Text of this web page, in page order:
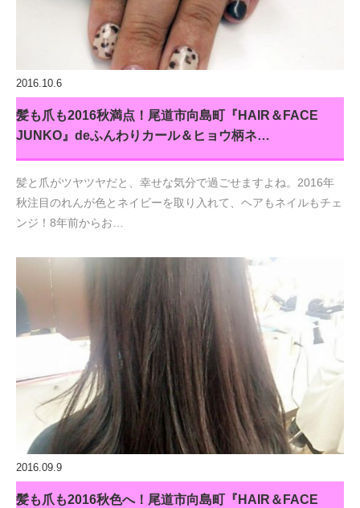
2016.10.6
髪も爪も2016秋満点！尾道市向島町『HAIR＆FACE
JUNKO』deふんわりカール＆ヒョウ柄ネ…
髪と爪がツヤツヤだと、幸せな気分で過ごせますよね。2016年
秋注目のれんが色とネイビーを取り入れて、ヘアもネイルもチェ
ンジ！8年前からお…
2016.09.9
髪も爪も2016秋色へ！尾道市向島町『HAIR＆FACE